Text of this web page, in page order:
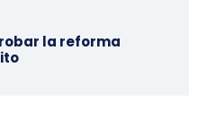
la reforma